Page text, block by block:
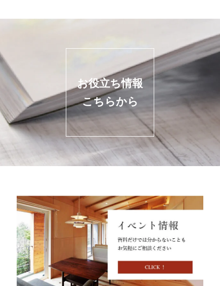
お役立ち情報
こちらから